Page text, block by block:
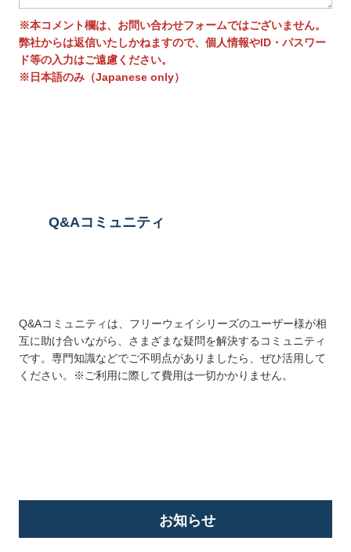
※本コメント欄は、お問い合わせフォームではございません。
弊社からは返信いたしかねますので、個人情報やID・パスワー
ド等の入力はご遠慮ください。
※日本語のみ（Japanese only）
Q&Aコミュニティ
Q&Aコミュニティは、フリーウェイシリーズのユーザー様が相
互に助け合いながら、さまざまな疑問を解決するコミュニティ
です。専門知識などでご不明点がありましたら、ぜひ活用して
ください。※ご利用に際して費用は一切かかりません。
お知らせ